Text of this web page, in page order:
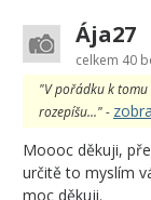
Ája27
celkem 40
"V pořádku k tomu
rozepíšu..." -
Moooc děkuji,
určitě to myslím
moc děkuji.